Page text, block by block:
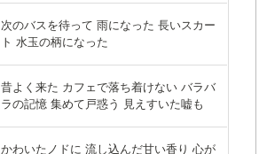
次のバスを待って 雨になった 長いスカー
ト 水玉の柄になった
昔よく来た カフェで落ち着けない バラバ
ラの記憶 集めて戸惑う 見えすいた嘘も
かわいたノドに 流し込んだ甘い香り 心が